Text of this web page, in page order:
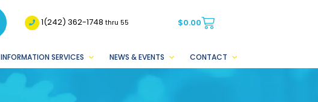
1(242) 362-1748thru 55 $0.00
INFORMATION SERVICES NEWS & EVENTS CONTACT